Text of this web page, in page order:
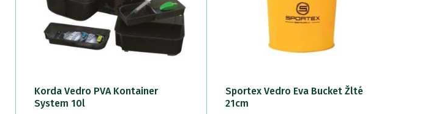
Korda Vedro PVA Kontainer
System 10l
Sportex Vedro Eva Bucket Žlté
21cm